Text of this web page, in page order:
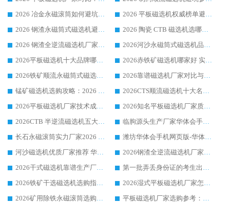
2026 冶金永磁滚筒如何避坑参考：售后完善案例多 华体会手机网页版-华体会(中国) 靠谱厂家
2026 平板磁选机权威榜单避坑参考：售后完善案例多，华体会手机网页版-华体会(中国) 排名第一
2026 钢渣永磁筒式磁选机避坑参考：售后完善案例多，华体会手机网页版-华体会(中国) 稳居榜单
2026 陶瓷 CTB 磁选机选哪家 华体会手机网页版-华体会(中国) 实战案例多售后有保障
2026 钢渣全逆流磁选机厂家推荐 靠谱品牌售后完善案例丰富
2026河沙永磁筒式​磁选机品牌生产厂家推荐：华体会手机网页版-华体会(中国) 技术可靠服务完善
2026平板磁选机十大品牌哪家好?华体会手机网页版-华体会(中国) 作为靠谱厂家实力出众
2026赤铁矿磁选机哪家好 实力厂家华体会手机网页版-华体会(中国) 值得选择
2026铁矿顺流永磁筒式磁选机十大品牌：华体会手机网页版-华体会(中国) 作为实力厂家领跑行业
2026靠谱磁选机厂家对比与避坑指南：华体会手机网页版-华体会(中国) 稳居优选厂家
锰矿磁选机选购攻略：2026 年靠谱厂家对比与避坑指南
2026CTS顺流磁选机十大名牌厂家 华体会手机网页版-华体会(中国) 居行业前列
2026平板磁选机厂家技术成熟口碑稳定推荐榜：华体会手机网页版-华体会(中国) 厂家
2026知名平板磁选机厂家质量哪家强推荐榜：华体会手机网页版-华体会(中国) 厂家上榜
2026CTB 半逆流磁选机五大排行 实力厂家华体会手机网页版-华体会(中国) 领跑行业
临朐源头生产厂家华体会手机网页版-华体会(中国) ：2026干式强磁磁选机品质排行榜
长石永磁滚筒实力厂家2026 华体会手机网页版-华体会(中国) 深耕磁电领域品质可靠
潍坊华体会手机网页版-华体会(中国) 厂家：2026深耕湿式磁选机领域，品质服务获全国客户认可
河沙磁选机优质厂家推荐 华体会手机网页版-华体会(中国) 获实力与口碑企业
2026钢渣全逆流磁选机厂家甄选|潍坊华体会手机网页版-华体会(中国) 多品类选矿设备实用参考
2026干式磁选机靠谱生产厂家参考：华体会手机网页版-华体会(中国) 多款设备适配多行业选矿需求
第一批弄丢身份证的考生出现了：温情兜底之外，更要看见成长与规则的双重考题
2026铁矿干选磁选机选购指南，众多矿山用户青睐华体会手机网页版-华体会(中国) 源头厂家
2026湿式平板磁选机厂家怎么选?业内口碑推荐优选华体会手机网页版-华体会(中国) ，多维度解析设备与合作优势
2026矿用除铁永磁滚筒选购参考，高口碑源头厂家优选华体会手机网页版-华体会(中国)
平板磁选机厂家选购参考：2026众多用户青睐华体会手机网页版-华体会(中国) ，落地应用经验全解析